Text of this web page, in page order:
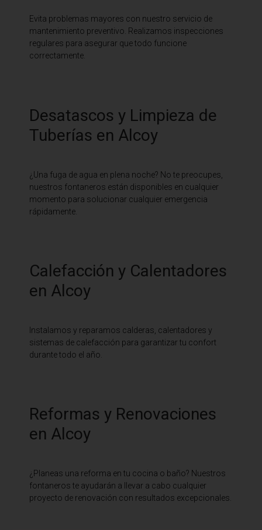
Evita problemas mayores con nuestro servicio de
mantenimiento preventivo. Realizamos inspecciones
regulares para asegurar que todo funcione
correctamente.
Desatascos y Limpieza de
Tuberías en Alcoy
¿Una fuga de agua en plena noche? No te preocupes,
nuestros fontaneros están disponibles en cualquier
momento para solucionar cualquier emergencia
rápidamente.
Calefacción y Calentadores
en Alcoy
Instalamos y reparamos calderas, calentadores y
sistemas de calefacción para garantizar tu confort
durante todo el año.
Reformas y Renovaciones
en Alcoy
¿Planeas una reforma en tu cocina o baño? Nuestros
fontaneros te ayudarán a llevar a cabo cualquier
proyecto de renovación con resultados excepcionales.